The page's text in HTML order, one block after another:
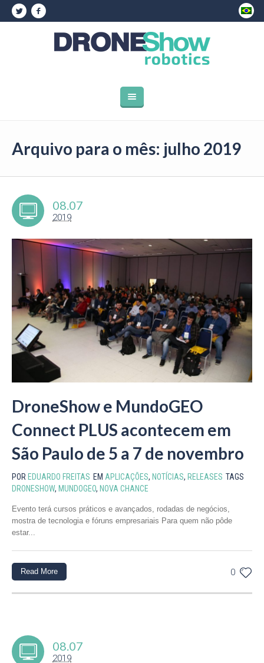
Arquivo para o mês: julho 2019
08.07
2019
DroneShow e MundoGEO
Connect PLUS acontecem em
São Paulo de 5 a 7 de novembro
POR EDUARDO FREITAS EM APLICAÇÕES, NOTÍCIAS, RELEASES TAGS
DRONESHOW, MUNDOGEO, NOVA CHANCE
Evento terá cursos práticos e avançados, rodadas de negócios,
mostra de tecnologia e fóruns empresariais Para quem não pôde
estar...
0
Read More
08.07
2019